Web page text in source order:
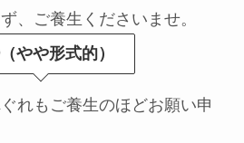
、ご養生くださいませ。
やや形式的）
れもご養生のほどお願い申